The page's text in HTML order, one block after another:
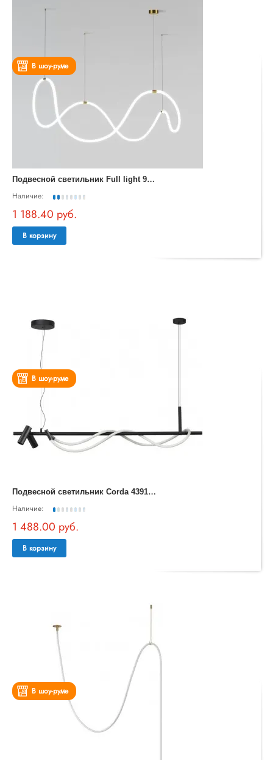
В шоу-руме
П
одвесной светильник Full light 90288/1 латунь
Наличие:
1 188.40 руб.
В корзину
В шоу-руме
П
одвесной светильник Corda 4391/30L
Наличие:
1 488.00 руб.
В корзину
В шоу-руме